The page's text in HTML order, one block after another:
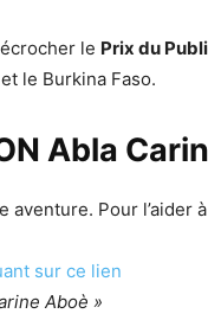
le Prix du
le Burkina Faso.
Abla
Pour l’aider
sur ce lien
Aboè »